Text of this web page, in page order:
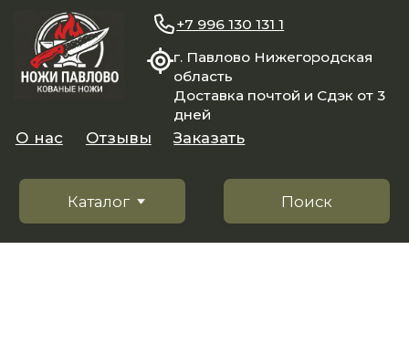
область
Доставка почтой и Сдэк от 3
Поиск
Каталог
Заказать
+7 996 130 131 1